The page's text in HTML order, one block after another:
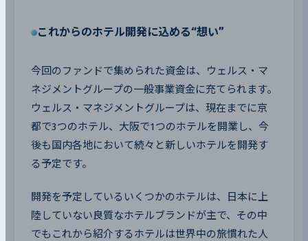
これからのホテル開発に込める“想い”
今回のファンドで集められた資金は、ウェルス・マ
ネジメントグループの一般事業資金に充てられます。
ウェルス・マネジメントグループは、現在までに京
都で3つのホテル、大阪で1つのホテルを開業し、今
後も国内各地において続々と新しいホテルを開発す
る予定です。
開発を予定しているいくつかのホテルは、日本に上
陸していない良質なホテルブランドが主で、その中
でもこれから紹介するホテルは世界中の旅慣れた人